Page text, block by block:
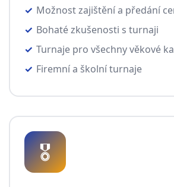
Možnost zajištění a předání
Bohaté zkušenosti s turnaji
Turnaje pro všechny věkové
Firemní a školní turnaje
🎖️